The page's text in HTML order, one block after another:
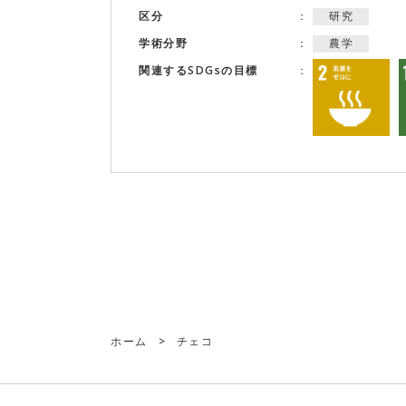
区分
研究
学術分野
農学
関連するSDGsの目標
ホーム > チェコ